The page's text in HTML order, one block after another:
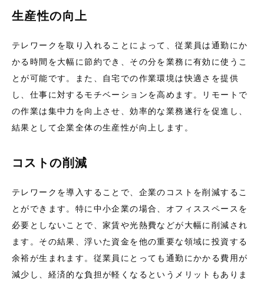
生産性の向上
テレワークを取り入れることによって、従業員は通勤にか
かる時間を大幅に節約でき、その分を業務に有効に使うこ
とが可能です。また、自宅での作業環境は快適さを提供
し、仕事に対するモチベーションを高めます。リモートで
の作業は集中力を向上させ、効率的な業務遂行を促進し、
結果として企業全体の生産性が向上します。
コストの削減
テレワークを導入することで、企業のコストを削減するこ
とができます。特に中小企業の場合、オフィススペースを
必要としないことで、家賃や光熱費などが大幅に削減され
ます。その結果、浮いた資金を他の重要な領域に投資する
余裕が生まれます。従業員にとっても通勤にかかる費用が
減少し、経済的な負担が軽くなるというメリットもありま